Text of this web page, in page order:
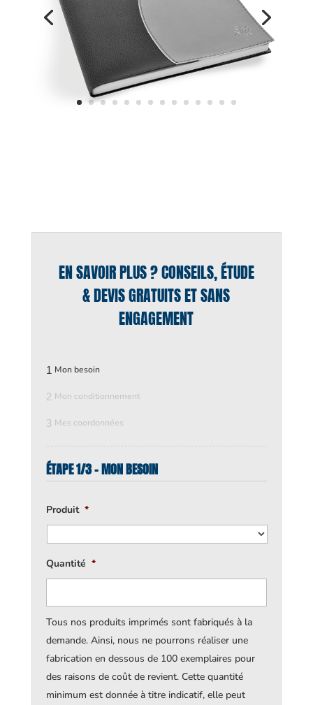
EN SAVOIR PLUS ? CONSEILS, ÉTUDE
& DEVIS GRATUITS ET SANS
ENGAGEMENT
1 Mon besoin
2 Mon conditionnement
3 Mes coordonnées
ÉTAPE 1/3 - MON BESOIN
Produit *
Quantité *
Tous nos produits imprimés sont fabriqués à la
demande. Ainsi, nous ne pourrons réaliser une
fabrication en dessous de 100 exemplaires pour
des raisons de coût de revient. Cette quantité
minimum est donnée à titre indicatif, elle peut